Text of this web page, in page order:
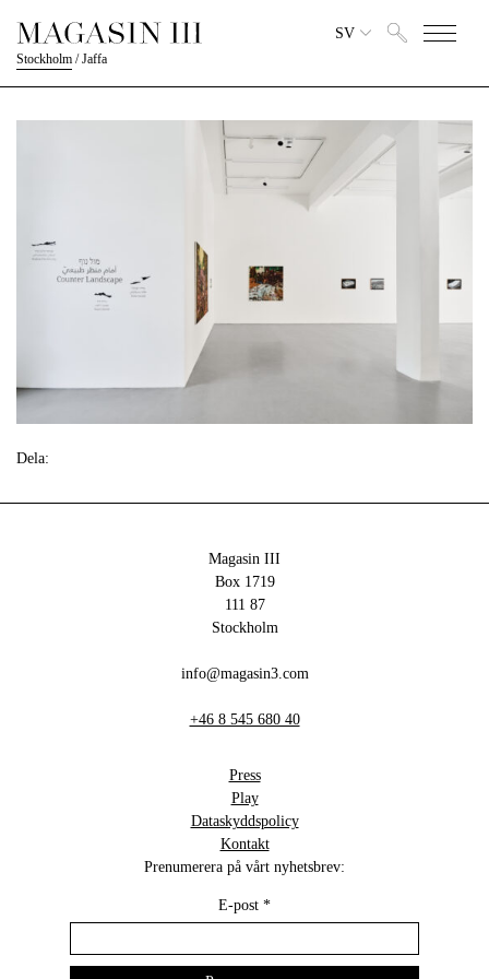
Stockholm /Jaffa
SV
Dela:
Magasin III
Box 1719
111 87
Stockholm
info@magasin3.com
+46 8 545 680 40
Press
Play
Dataskyddspolicy
Kontakt
Prenumerera på vårt nyhetsbrev:
E-post *